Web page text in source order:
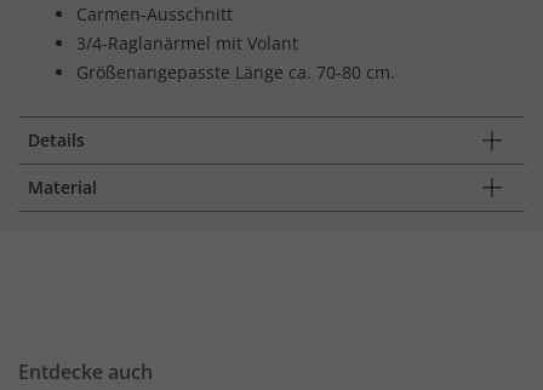
Carmen-Ausschnitt
3/4-Raglanärmel mit Volant
Größenangepasste Länge ca. 70-80 cm.
Details
Material
Entdecke auch